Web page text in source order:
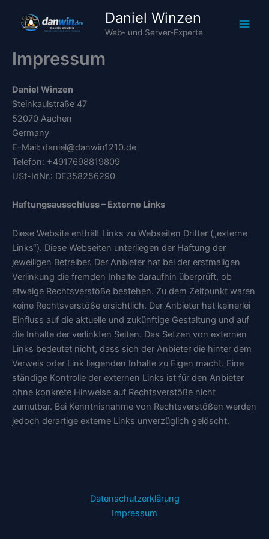
Inhalt
springen
Daniel Winzen
Web- und Server-Experte
Impressum
Daniel Winzen
Steinkaulstraße 47
52070 Aachen
Germany
E-Mail: daniel@danwin1210.de
Telefon: +4917698819809
USt-IdNr.: DE358256290
Haftungsausschluss – Externe Links
Diese Website enthält Links zu Webseiten Dritter („externe
Links“). Diese Webseiten unterliegen der Haftung der
jeweiligen Betreiber. Der Anbieter hat bei der erstmaligen
Verlinkung die fremden Inhalte daraufhin überprüft, ob
etwaige Rechtsverstöße bestehen. Zu dem Zeitpunkt waren
keine Rechtsverstöße ersichtlich. Der Anbieter hat keinerlei
Einfluss auf die aktuelle und zukünftige Gestaltung und auf
die Inhalte der verlinkten Seiten. Das Setzen von externen
Links bedeutet nicht, dass sich der Anbieter die hinter dem
Verweis oder Link liegenden Inhalte zu Eigen macht. Eine
ständige Kontrolle der externen Links ist für den Anbieter
ohne konkrete Hinweise auf Rechtsverstöße nicht
zumutbar. Bei Kenntnisnahme von Rechtsverstößen werden
jedoch derartige externe Links unverzüglich gelöscht.
Datenschutzerklärung
Impressum